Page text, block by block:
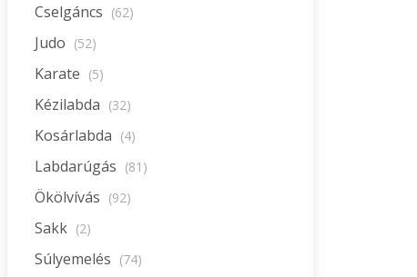
Cselgáncs (62)
Judo (52)
Karate (5)
Kézilabda (32)
Kosárlabda (4)
Labdarúgás (81)
Ökölvívás (92)
Sakk (2)
Súlyemelés (74)